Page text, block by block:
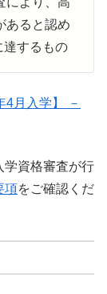
あると認め
達するもの
月入学】 －
資格審査が行
項をご確認くだ